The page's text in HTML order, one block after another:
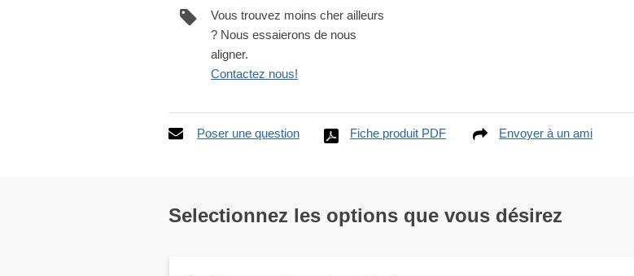
Vous trouvez moins cher ailleurs
? Nous essaierons de nous
aligner.
Contactez nous!
Poser une question Fiche produit PDF Envoyer à un ami
Selectionnez les options que vous désirez